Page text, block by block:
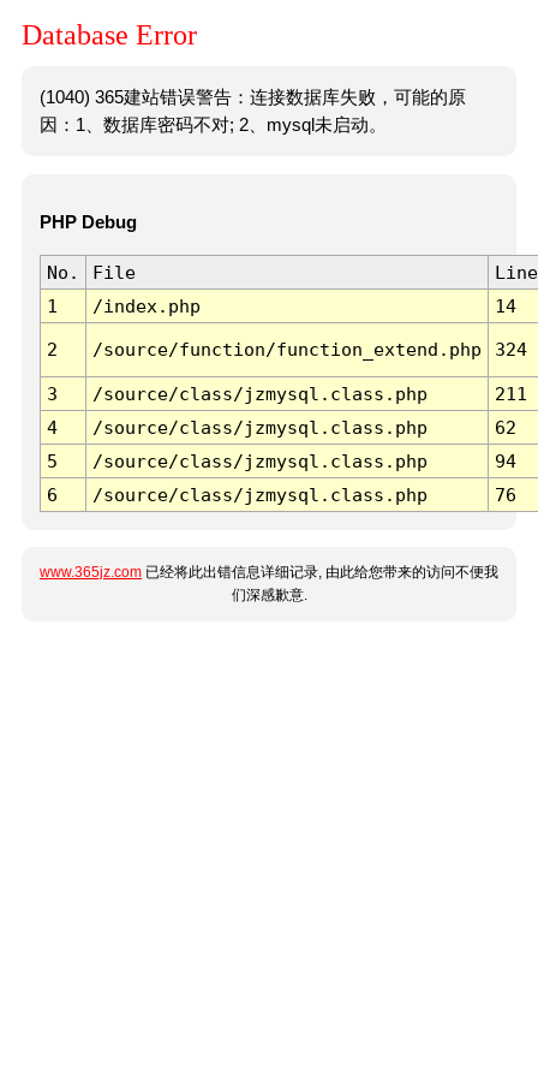
Database Error
(1040) 365建站错误警告：连接数据库失败，可能的原
因：1、数据库密码不对; 2、mysql未启动。
PHP Debug
No. File
Line
1
/index.php 14
2 /source/function/function_extend.php 324
3 /source/class/jzmysql.class.php
211
4
/source/class/jzmysql.class.php
62
5
/source/class/jzmysql.class.php
94
6
/source/class/jzmysql.class.php 76
www.365jz.com 已经将此出错信息详细记录, 由此给您带来的访问不便我
们深感歉意.